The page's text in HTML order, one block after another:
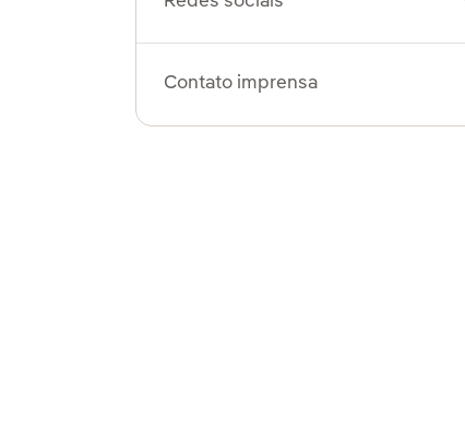
Contato imprensa